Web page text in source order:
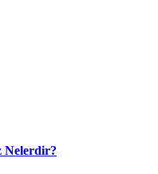
Nelerdir?